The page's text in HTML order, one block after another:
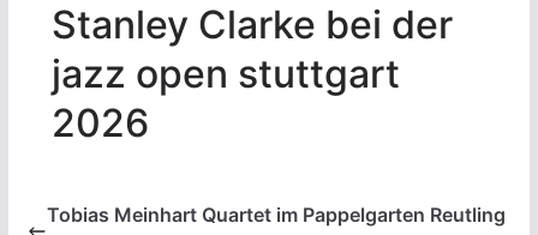
Stanley Clarke bei der
jazz open stuttgart
2026
Tobias Meinhart Quartet im Pappelgarten Reutling